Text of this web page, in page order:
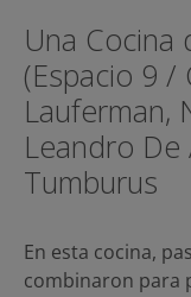
Una
(Espacio 9 /
Lauferman,
Leandro De
Tumburus
En esta cocina,
combinaron para